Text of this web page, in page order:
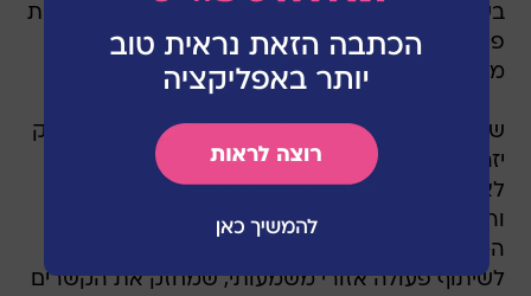
בשכונותיה החדשות של העיר. חברת ביג מרכזי קניות
פרשה את חסותה על המרוץ והעסקים במרכז
מציעים שלל הטבות למשתתפים ביום המרוץ.
שלומית שיחור רייכמן, ראשת המועצה האזורית עמק
יזרעאל, אמרה: "המרוץ הזה הוא הרבה מעבר
לאירוע ספורטיבי - הוא מסמל חוסן קהילתי, אחדות
ורוח ספורטיבית המחברת בין תושבות ותושבי
המועצה, מגדל העמק והאזור כולו. זהו ביטוי נפלא
לשיתוף פעולה אזורי משמעותי, שמחזק את הקשרים